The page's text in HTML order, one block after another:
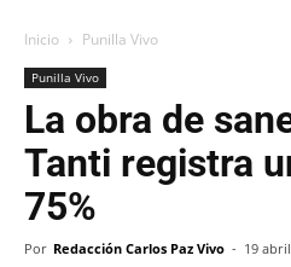
Inicio Punilla Vivo
Punilla Vivo
La obra de
Tanti registra
75%
Por Redacción Carlos Paz Vivo - 19